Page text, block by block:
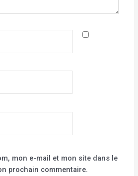
mon e-mail et mon site dans le
prochain commentaire.